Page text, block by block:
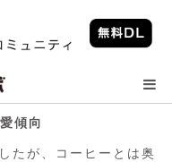
傾向
たが、コーヒーとは奥